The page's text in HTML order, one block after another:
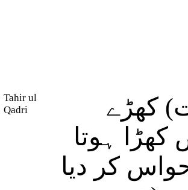
Tahir ul
Qadri
کھڑے
ہوتا
کر دیا